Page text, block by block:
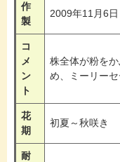
作
製
2009年11月6日
コ
メ
ン
ト
株全体が粉を
め、ミーリーセ
花
期
初夏～秋咲き
耐